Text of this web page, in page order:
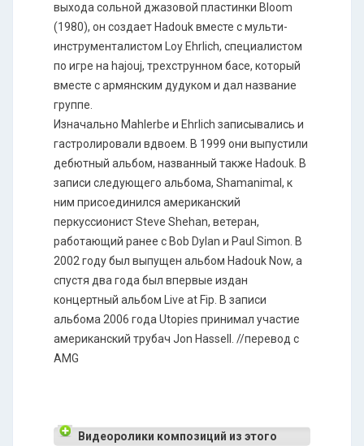
выхода сольной джазовой пластинки Bloom
(1980), он создает Hadouk вместе с мульти-
инструменталистом Loy Ehrlich, специалистом
по игре на hajouj, трехструнном басе, который
вместе с армянским дудуком и дал название
группе.
Изначально Mahlerbe и Ehrlich записывались и
гастролировали вдвоем. В 1999 они выпустили
дебютный альбом, названный также Hadouk. В
записи следующего альбома, Shamanimal, к
ним присоединился американский
перкуссионист Steve Shehan, ветеран,
работающий ранее с Bob Dylan и Paul Simon. В
2002 году был выпущен альбом Hadouk Now, а
спустя два года был впервые издан
концертный альбом Live at Fip. В записи
альбома 2006 года Utopies принимал участие
американский трубач Jon Hassell. //перевод с
AMG
Видеоролики композиций из этого